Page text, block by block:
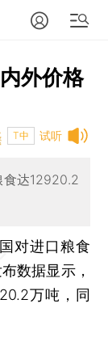
外价格
试听
T中
食达12920.2
对进口粮食
数据显示，
万吨，同